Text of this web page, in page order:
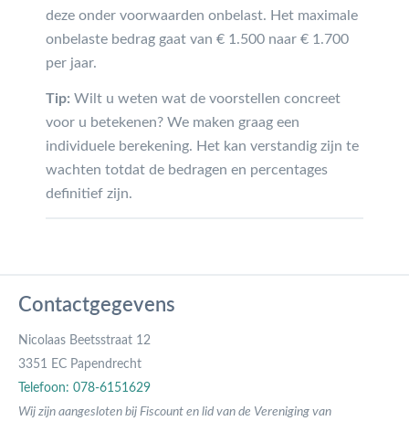
deze onder voorwaarden onbelast. Het maximale
onbelaste bedrag gaat van € 1.500 naar € 1.700
per jaar.
Tip: Wilt u weten wat de voorstellen concreet
voor u betekenen? We maken graag een
individuele berekening. Het kan verstandig zijn te
wachten totdat de bedragen en percentages
definitief zijn.
Contactgegevens
Nicolaas Beetsstraat 12
3351 EC Papendrecht
Telefoon: 078-6151629
Wij zijn aangesloten bij Fiscount en lid van de Vereniging van